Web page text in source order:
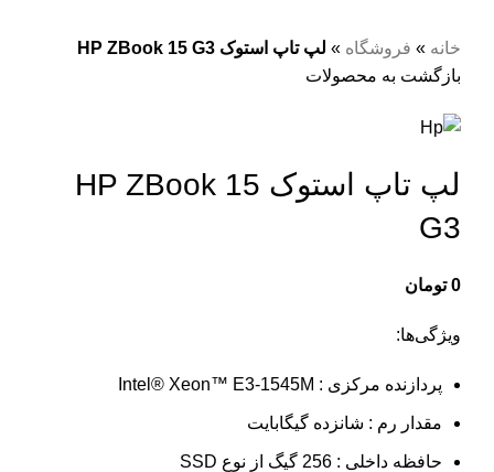
خانه » فروشگاه » لپ تاپ استوک HP ZBook 15 G3
بازگشت به محصولات
لپ تاپ استوک HP ZBook 15
G3
0 تومان
ویژگی‌ها:
پردازنده مرکزی : Intel® Xeon™ E3-1545M
مقدار رم : شانزده گیگابایت
حافظه داخلی : 256 گیگ از نوع SSD